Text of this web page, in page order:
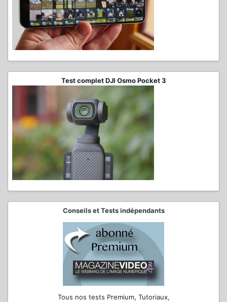
Test complet DJI Osmo Pocket 3
Conseils et Tests indépendants
Tous nos tests Premium, Tutoriaux,